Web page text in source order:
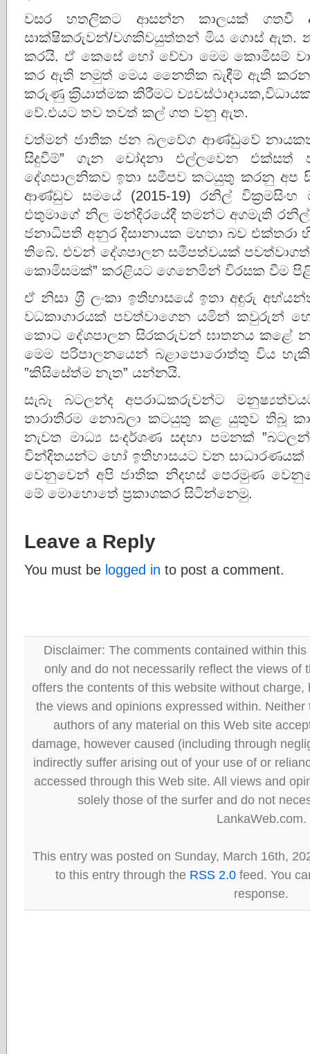
වසර හතලිකට ආසන්න කාලයක්
සාක්ෂිකරුවන්/වගකිවයුත්තන් මිය ගොස් ඇත.
කරයි. ඒ කෙසේ හෝ වේවා මෙම කොමිසම්
කර ඇති නමුත් මෙය නෛතික බැඳීම් ඇති
කරුණු ක‍්‍රියාත්මක කිරීමට
වේ.එයට තව තවත් කල් ගත වනු ඇත.
වත්මන් ජාතික ජන බලවේග ආණ්ඩුවේ
සිදුවීම්”‍ ගැන චෝදනා එල්ලවෙන එක්සත්
දේශපාලනිකව ඉතා සමීපව කටයුතු කරනු අප
ආණ්ඩුව සමයේ (2015-19) රනිල් වික‍්‍රමසිංහ
එතුමාගේ නිල මන්දිරයේදී තමන්ට අගමැති
ජනාධිපති අනුර දිසානායක මහතා බව එක්තරා
තිබේ. එවන් දේශපාලන සමීපත්වයක් පවත්වාගත්
කොමිසමක්”‍ කරළියට ගෙනෙමින් විරසක වීම
ඒ නිසා ශ‍්‍රී ලංකා ඉතිහාසයේ ඉතා අඳුරු
වධකාගාරයක් පවත්වාගෙන යමින් කවුරුන්
කොට දේශපාලන සිරකරුවන් ඝාතනය කළේ
මෙම පරිපාලනයෙන් බළාපොරොත්තු විය
”‍කිසිසේත්ම නැත”‍ යන්නයි.
සැබෑ බටලන්ද අපරාධකරුවන්ට
තාරාතිරම නොබලා කටයුතු කළ යුතුව තිබූ
නැවත මාධ්‍ය සංදර්ශණ සඳහා පමනක්
වින්දිතයන්ට හෝ ඉතිහාසයට වන සාධාරණයක්
වෙනුවෙන් අපි ජාතික නිදහස් පෙරමුණ
මේ මොහොතේ ප‍්‍රකාශකර සිටින්නෙමු.
Leave a Reply
You must be logged in to post a comment.
Disclaimer: The comments contained within
only and do not necessarily reflect the views of
offers the contents of this website without
the views and opinions expressed within.
authors of any material on this Web site
damage, however caused (including through
indirectly suffer arising out of your use of or
accessed through this Web site. All views and
solely those of the surfer and do not
LankaWeb.com.
This entry was posted on Sunday, March 16th,
to this entry through the RSS 2.0 feed. You
response.